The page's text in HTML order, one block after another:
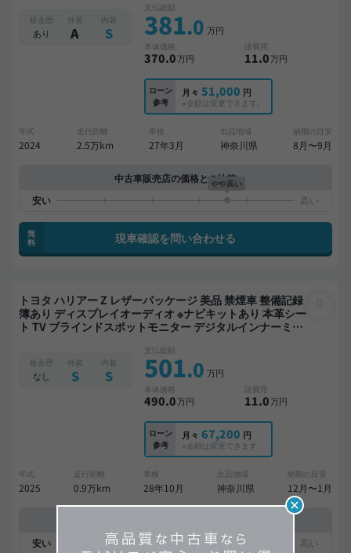
板金歴
あり
外装
A
内装
S
支払総額
381.0 万円
本体価格
370.0万円
諸費用
11.0万円
ローン
参考
月々 51,000 円
※金額は変更できます。
年式
2024
走行距離
2.5万km
車検
27年3月
出品地域
神奈川県
納期の目安
8月〜9月
中古車販売店の価格との比較
やや高い
無
料
現車確認を問い合わせる
トヨタ ハリアー Z レザーパッケージ 美品 禁煙車 整備記録
簿あり ディスプレイオーディオ ※ナビキットあり 本革シー
ト TV ブラインドスポットモニター デジタルインナーミラ
クドア バックモニター 全方位カメラ ドライブレコーダー
フルエアロ 衝突軽減
板金歴
なし
外装
S
内装
S
支払総額
501.0 万円
本体価格
490.0万円
諸費用
11.0万円
ローン
参考
月々 67,200 円
※金額は変更できます。
年式
2025
走行距離
0.9万km
車検
28年10月
出品地域
神奈川県
納期の目安
12月〜1月